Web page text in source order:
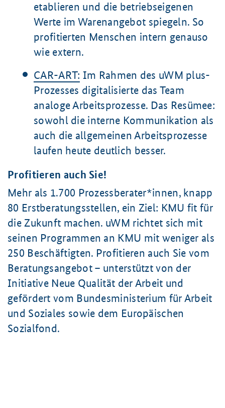
etablieren und die betriebseigenen
Werte im Warenangebot spiegeln. So
profitierten Menschen intern genauso
wie extern.
CAR-ART: Im Rahmen des uWM plus-
Prozesses digitalisierte das Team
analoge Arbeitsprozesse. Das Resümee:
sowohl die interne Kommunikation als
auch die allgemeinen Arbeitsprozesse
laufen heute deutlich besser.
Profitieren auch Sie!
Mehr als 1.700 Prozessberater*innen, knapp
80 Erstberatungsstellen, ein Ziel: KMU fit für
die Zukunft machen. uWM richtet sich mit
seinen Programmen an KMU mit weniger als
250 Beschäftigten. Profitieren auch Sie vom
Beratungsangebot – unterstützt von der
Initiative Neue Qualität der Arbeit und
gefördert vom Bundesministerium für Arbeit
und Soziales sowie dem Europäischen
Sozialfond.